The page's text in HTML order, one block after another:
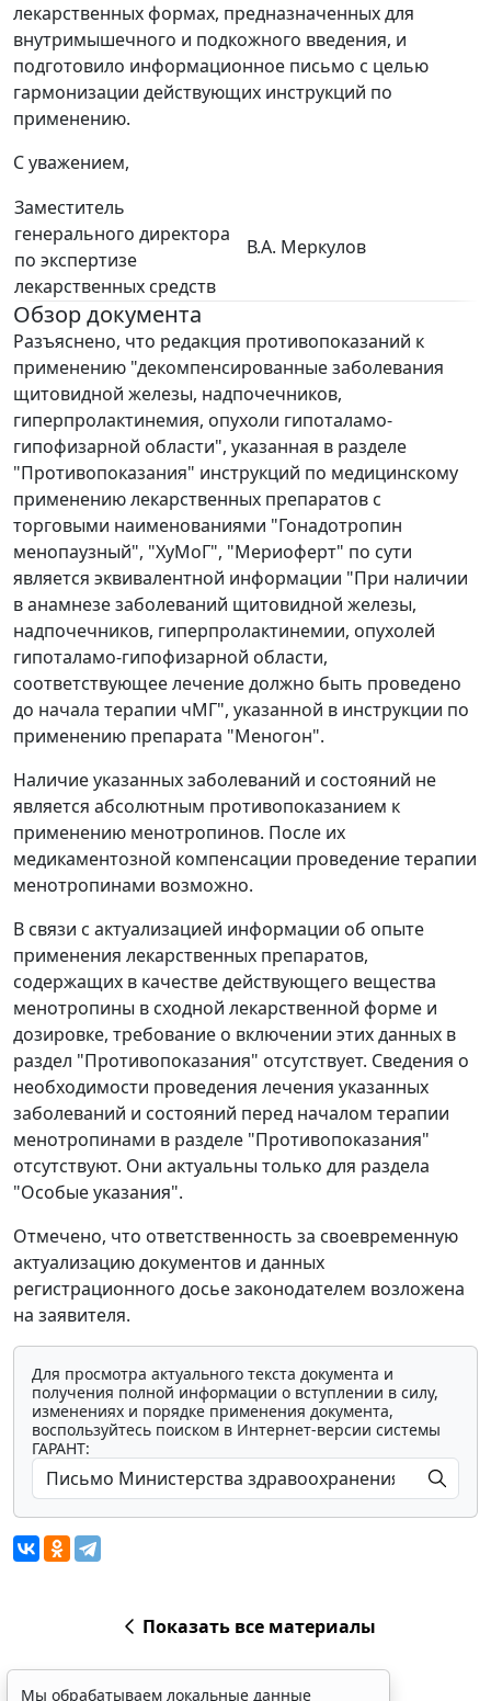
лекарственных формах, предназначенных для
внутримышечного и подкожного введения, и
подготовило информационное письмо с целью
гармонизации действующих инструкций по
применению.
С уважением,
Заместитель
генерального директора
по экспертизе
лекарственных средств
В.А. Меркулов
Обзор документа
Разъяснено, что редакция противопоказаний к
применению "декомпенсированные заболевания
щитовидной железы, надпочечников,
гиперпролактинемия, опухоли гипоталамо-
гипофизарной области", указанная в разделе
"Противопоказания" инструкций по медицинскому
применению лекарственных препаратов с
торговыми наименованиями "Гонадотропин
менопаузный", "ХуМоГ", "Мериоферт" по сути
является эквивалентной информации "При наличии
в анамнезе заболеваний щитовидной железы,
надпочечников, гиперпролактинемии, опухолей
гипоталамо-гипофизарной области,
соответствующее лечение должно быть проведено
до начала терапии чМГ", указанной в инструкции по
применению препарата "Меногон".
Наличие указанных заболеваний и состояний не
является абсолютным противопоказанием к
применению менотропинов. После их
медикаментозной компенсации проведение терапии
менотропинами возможно.
В связи с актуализацией информации об опыте
применения лекарственных препаратов,
содержащих в качестве действующего вещества
менотропины в сходной лекарственной форме и
дозировке, требование о включении этих данных в
раздел "Противопоказания" отсутствует. Сведения о
необходимости проведения лечения указанных
заболеваний и состояний перед началом терапии
менотропинами в разделе "Противопоказания"
отсутствуют. Они актуальны только для раздела
"Особые указания".
Отмечено, что ответственность за своевременную
актуализацию документов и данных
регистрационного досье законодателем возложена
на заявителя.
Для просмотра актуального текста документа и
получения полной информации о вступлении в силу,
изменениях и порядке применения документа,
воспользуйтесь поиском в Интернет-версии системы
ГАРАНТ:
Показать все материалы
Мы обрабатываем локальные данные